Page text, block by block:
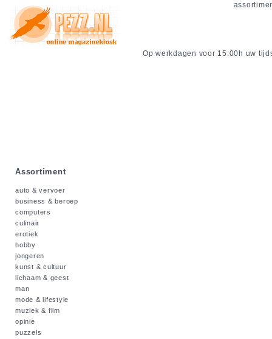
Op werkdagen voor 15:00h uw
Assortiment
auto & vervoer
business & beroep
computers
culinair
erotiek
hobby
jongeren
kunst & cultuur
lichaam & geest
man
mode & lifestyle
muziek & film
opinie
puzzels